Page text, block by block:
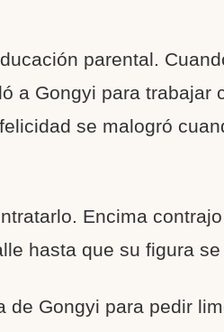
parental.
a Gongyi para trabajar
se malogró
Encima
hasta que su figura se
Gongyi para pedir